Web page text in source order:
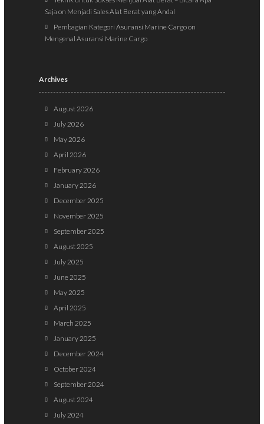
Saja on Menjadi Sales Alat Berat yang Andal
Pembagian Kategori Asuransi Marine Cargoon
Mengenal Asuransi Marine Cargo
Archives
August 2026
July 2026
May 2026
April 2026
February 2026
January 2026
December 2025
November 2025
September 2025
August 2025
July 2025
June 2025
May 2025
April 2025
March 2025
January 2025
December 2024
October 2024
September 2024
August 2024
July 2024